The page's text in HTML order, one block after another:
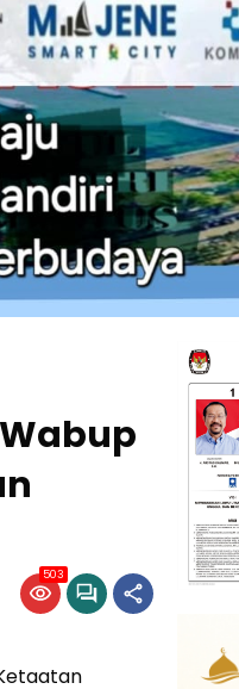
503